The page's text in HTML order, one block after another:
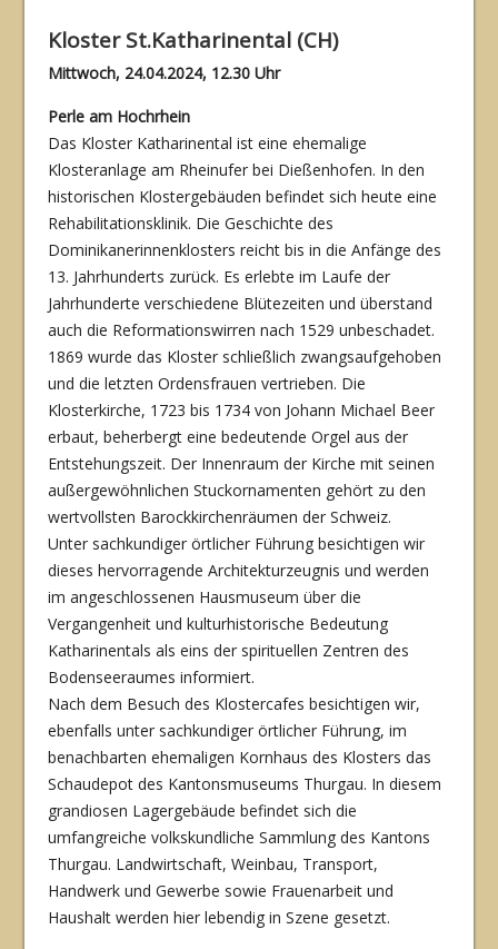
Kloster St.Katharinental (CH)
Mittwoch, 24.04.2024, 12.30 Uhr
Perle am Hochrhein
Das Kloster Katharinental ist eine ehemalige
Klosteranlage am Rheinufer bei Dießenhofen. In den
historischen Klostergebäuden befindet sich heute eine
Rehabilitationsklinik. Die Ge­schichte des
Dominikanerinnenklosters reicht bis in die Anfänge des
13. Jahrhunderts zu­rück. Es erlebte im Laufe der
Jahrhunderte verschiedene Blütezeiten und überstand
auch die Reformationswirren nach 1529 unbeschadet.
1869 wurde das Kloster schließlich zwangsaufgehoben
und die letzten Ordensfrauen vertrieben. Die
Klosterkirche, 1723 bis 1734 von Johann Michael Beer
erbaut, beherbergt eine bedeutende Orgel aus der
Entste­hungszeit. Der Innenraum der Kirche mit seinen
außergewöhnlichen Stuckornamenten ge­hört zu den
wertvollsten Barockkirchenräumen der Schweiz.
Unter sachkundiger örtlicher Führung besichtigen wir
dieses hervorragende Architektur­zeugnis und werden
im angeschlossenen Hausmuseum über die
Vergangenheit und kultur­historische Bedeutung
Katharinentals als eins der spirituellen Zentren des
Bodenseeraumes informiert.
Nach dem Besuch des Klostercafes besichtigen wir,
ebenfalls unter sachkundiger örtlicher Führung, im
benachbarten ehemaligen Kornhaus des Klosters das
Schaudepot des Kan­tonsmuseums Thurgau. In diesem
grandiosen Lagergebäude befindet sich die
umfangreiche volkskundliche Sammlung des Kantons
Thurgau. Landwirtschaft, Weinbau, Transport,
Handwerk und Gewerbe sowie Frauenarbeit und
Haushalt werden hier lebendig in Szene gesetzt.